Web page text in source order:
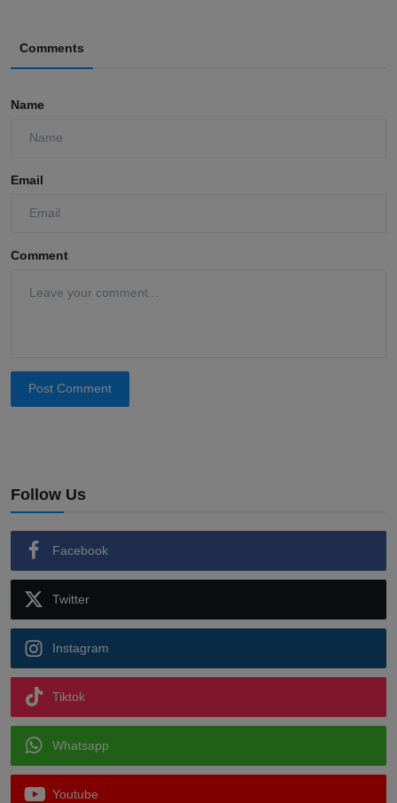
Comments
Name
Email
Comment
Post Comment
Follow Us
Facebook
Twitter
Instagram
Tiktok
Whatsapp
Youtube